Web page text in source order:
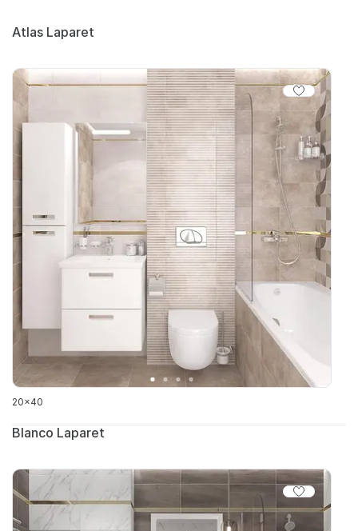
Atlas Laparet
20x40
Blanco Laparet